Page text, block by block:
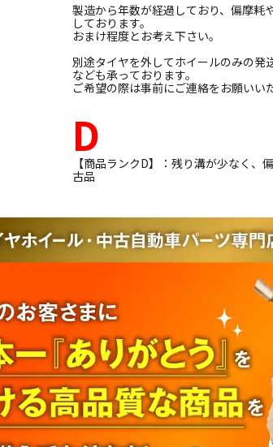
製造から年数が経過しており、偏摩耗
しております。
おまけ程度とお考え下さい。
別途タイヤを外してホイールのみの
なども承っております。
ご希望の際は事前にご連絡をお願いい
D
【商品ランクD】：残り溝が少なく
古品